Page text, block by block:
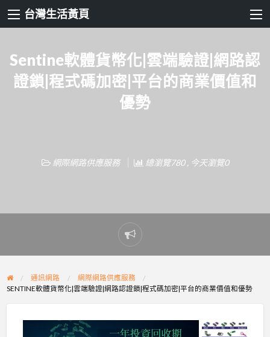
台灣生活黃頁
Sentine軟體貨幣化|雲端驗證|網路認
證鎖|程式碼加密|平台的商業價值和
優勢
網際網路供應服務 總瀏覽780 , 今天瀏覽0
Report
problem
通訊網路
網際網路供應服務
SENTINE軟體貨幣化|雲端驗證|網路認證鎖|程式碼加密|平台的商業價值和優勢